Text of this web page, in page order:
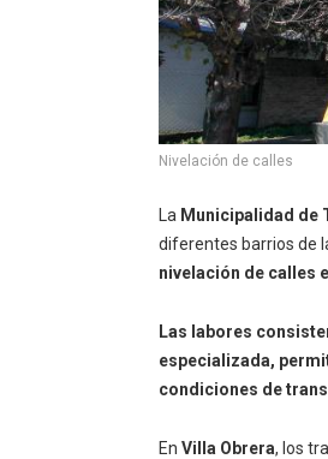
Nivelación de calles
La Municipalidad de
diferentes barrios de
nivelación de calles
Las labores
especializada,
condiciones de
En Villa Obrera, los